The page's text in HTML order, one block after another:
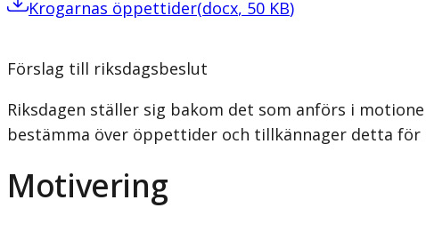
Krogarnas öppettider(docx, 50 KB)
Förslag till riksdagsbeslut
Riksdagen ställer sig bakom det som anförs i
bestämma över öppettider och tillkännager detta för
Motivering